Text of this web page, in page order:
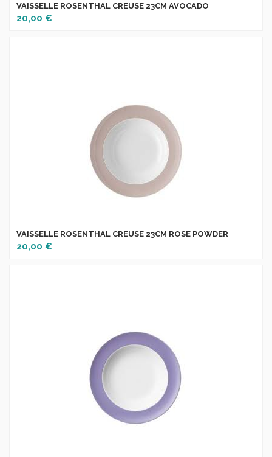
VAISSELLE ROSENTHAL CREUSE 23CM AVOCADO
20,00 €
VAISSELLE ROSENTHAL CREUSE 23CM ROSE POWDER
20,00 €